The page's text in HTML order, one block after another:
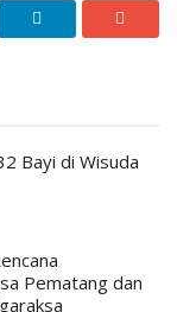
Bayi di Wisuda
Pematang dan